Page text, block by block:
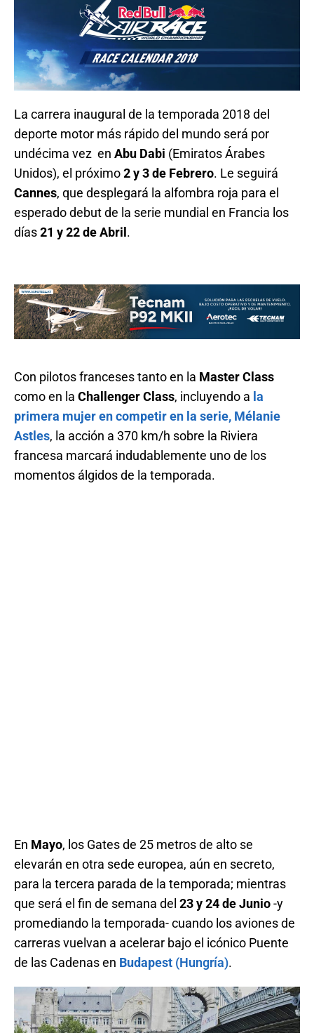
La carrera inaugural de la temporada 2018 del
deporte motor más rápido del mundo será por
undécima vez en Abu Dabi (Emiratos Árabes
Unidos), el próximo2 y 3 de Febrero. Le seguirá
Cannes, que desplegará la alfombra roja para el
esperado debut de la serie mundial en Francia los
días21 y 22 de Abril .
Con pilotos franceses tanto en la Master Class
como en la Challenger Class, incluyendo a la
primera mujer en competir en la serie, Mélanie
Astles, la acción a 370 km/h sobre la Riviera
francesa marcará indudablemente uno de los
momentos álgidos de la temporada.
En Mayo, los Gates de 25 metros de alto se
elevarán en otra sede europea, aún en secreto,
para la tercera parada de la temporada; mientras
que será el fin de semana del 23 y 24 de Junio-y
promediando la temporada- cuando los aviones de
carreras vuelvan a acelerar bajo el icónico Puente
de las Cadenas en Budapest (Hungría).